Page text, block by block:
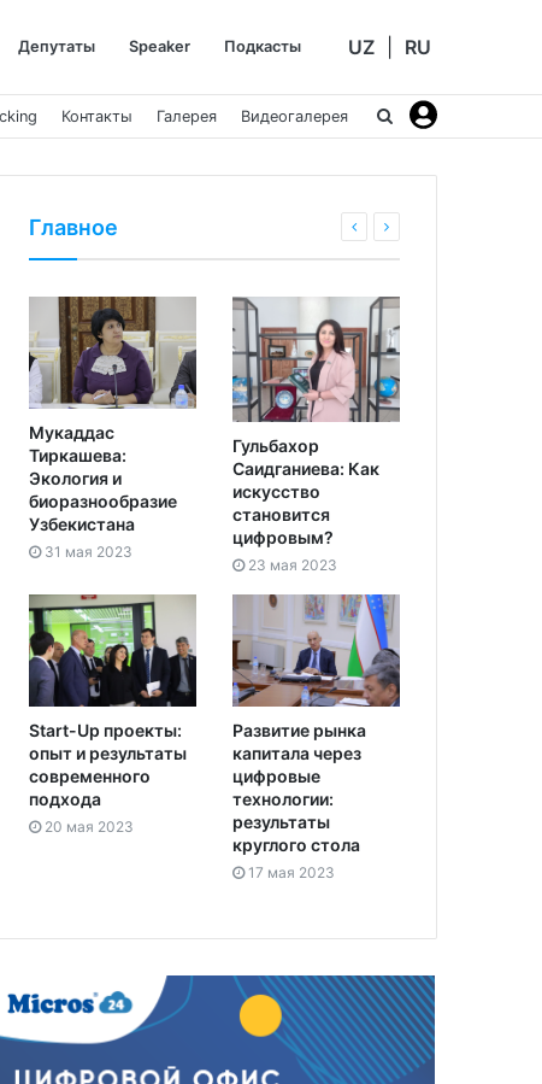
UZ RU
Депутаты Speaker Подкасты
Контакты Галерея Видеогалерея
Главное
Мукаддас
Тиркашева:
Экология и
биоразнообразие
Узбекистана
31 мая 2023
Гульбахор
Саидганиева: Как
искусство
становится
цифровым?
23 мая 2023
Start-Up проекты:
опыт и результаты
современного
подхода
20 мая 2023
Развитие рынка
капитала через
цифровые
технологии:
результаты
круглого стола
17 мая 2023